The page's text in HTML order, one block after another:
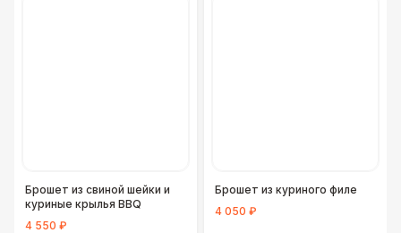
Брошет из свиной шейки и
куриные крылья BBQ
4 550 ₽
Брошет из куриного филе
4 050 ₽